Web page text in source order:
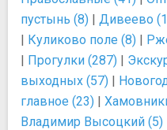
пустынь (8) | Дивеево
| Куликово поле (8) |
| Прогулки (287) |
выходных (57) |
главное (23) |
Владимир Высоцкий (5)